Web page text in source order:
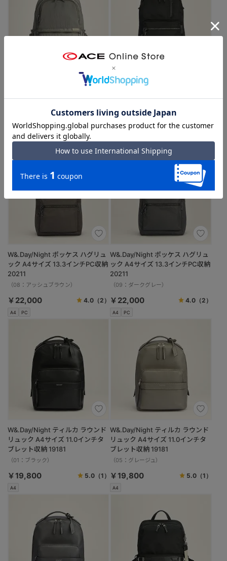
A4 PC 軽量
W&.Day/Night キルッコ リュック
サック A4サイズ 13.3インチPC収
納 19144
（09：ウォームグレー）
￥17,600
W&.Day/Night ポッケス ハグリュ
20211
（01：ブラック）
￥22,000 4.0（2）
A4 PC
W&.Day/Night ポッケス ハグリュ
ック A4サイズ 13.3インチPC収納
20211
（08：アッシュブラウン）
￥22,000 4.0（2）
A4 PC
W&.Day/Night ポッケス ハグリュ
ック A4サイズ 13.3インチPC収納
20211
（09：ダークグレー）
￥22,000 4.0 （2）
A4
W&.Day/Night ティルカ ラウンド
リュック A4サイズ 11.0インチタ
ブレット収納 19181
（01：ブラック）
￥19,800 5.0（1）
A4
W&.Day/Night ティルカ ラウンド
リュック A4サイズ 11.0インチタ
ブレット収納 19181
（05：グレージュ）
￥19,800 5.0 （1）